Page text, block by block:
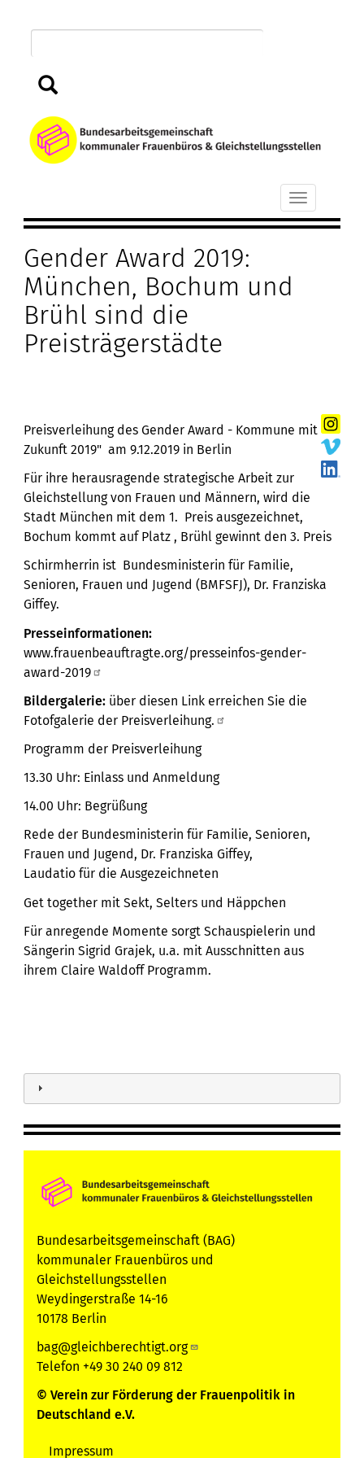
Direkt
Toggle
navigation
Gender Award 2019:
München, Bochum und
Brühl sind die
Preisträgerstädte
Preisverleihung des Gender Award - Kommune mit
Zukunft 2019" am 9.12.2019 in Berlin
Für ihre herausragende strategische Arbeit zur
Gleichstellung von Frauen und Männern, wird die
Stadt München mit dem 1. Preis ausgezeichnet,
Bochum kommt auf Platz , Brühl gewinnt den 3. Preis
Schirmherrin ist Bundesministerin für Familie,
Senioren, Frauen und Jugend (BMFSFJ), Dr. Franziska
Giffey.
Presseinformationen:
www.frauenbeauftragte.org/presseinfos-gender-
award-2019
Bildergalerie: über diesen Link erreichen Sie die
Fotofgalerie der Preisverleihung.
Programm der Preisverleihung
13.30 Uhr: Einlass und Anmeldung
14.00 Uhr: Begrüßung
Rede der Bundesministerin für Familie, Senioren,
Frauen und Jugend, Dr. Franziska Giffey,
Laudatio für die Ausgezeichneten
Get together mit Sekt, Selters und Häppchen
Für anregende Momente sorgt Schauspielerin und
Sängerin Sigrid Grajek, u.a. mit Ausschnitten aus
ihrem Claire Waldoff Programm.
Bundesarbeitsgemeinschaft (BAG)
kommunaler Frauenbüros und
Gleichstellungsstellen
Weydingerstraße 14-16
10178 Berlin
bag@gleichberechtigt.org
Telefon +49 30 240 09 812
© Verein zur Förderung der Frauenpolitik in
Deutschland e.V.
Impressum